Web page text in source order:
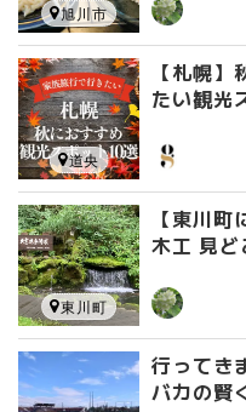
旭川市
【札幌
たい観光
道央
【東川
木工 見ど
東川町
行ってき
バカの賢